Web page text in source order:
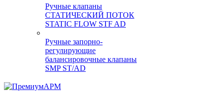
Ручные клапаны
СТАТИЧЕСКИЙ ПОТОК
STATIC FLOW STF AD
Ручные запорно-
регулирующие
балансировочные клапаны
SMP ST/AD